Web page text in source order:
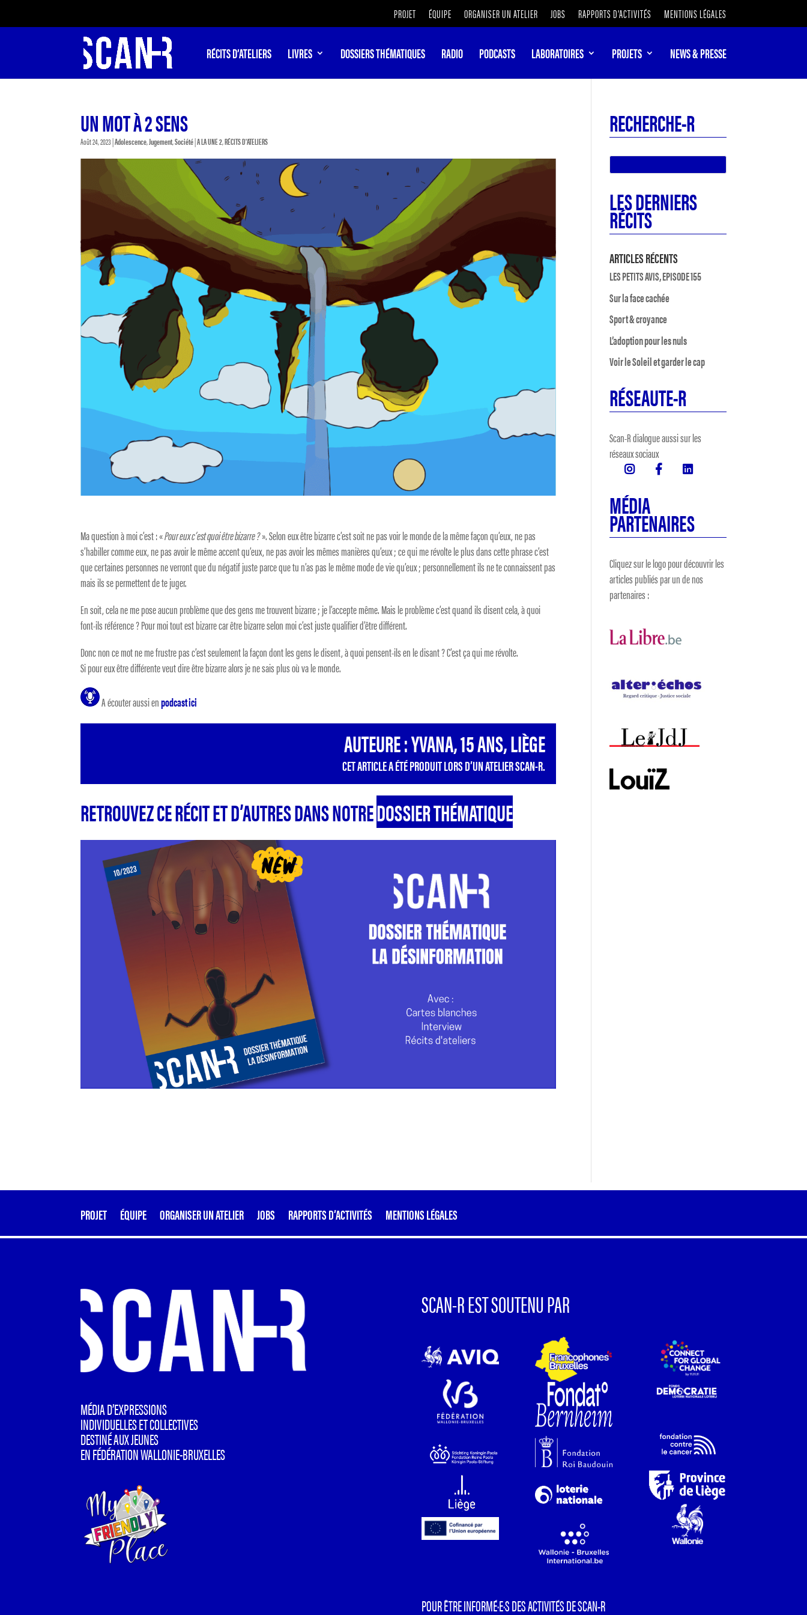
PROJET ÉQUIPE ORGANISER UN ATELIER JOBS RAPPORTS D’ACTIVITÉS MENTIONS LÉGALES
RÉCITS D’ATELIERS LIVRES DOSSIERS THÉMATIQUES RADIO PODCASTS LABORATOIRES PROJETS NEWS & PRESSE
UN MOT À 2 SENS
Août 24, 2023|Adolescence,Jugement,Société|A LA UNE 2,RÉCITS D'ATELIERS
Ma question à moi c’est : «Pour eux c’est quoi être bizarre ?». Selon eux être bizarre c’est soit ne pas voir le monde de la même façon qu’eux, ne pas
s’habiller comme eux, ne pas avoir le même accent qu’eux, ne pas avoir les mêmes manières qu’eux ; ce qui me révolte le plus dans cette phrase c’est
que certaines personnes ne verront que du négatif juste parce que tu n’as pas le même mode de vie qu’eux ; personnellement ils ne te connaissent pas
mais ils se permettent de te juger.
En soit, cela ne me pose aucun problème que des gens me trouvent bizarre ; je l’accepte même. Mais le problème c’est quand ils disent cela, à quoi
font-ils référence ? Pour moi tout est bizarre car être bizarre selon moi c’est juste qualifier d’être différent.
Donc non ce mot ne me frustre pas c’est seulement la façon dont les gens le disent, à quoi pensent-ils en le disant ? C’est ça qui me révolte.
Si pour eux être différente veut dire être bizarre alors je ne sais plus où va le monde.
A écouter aussi enpodcast ici
AUTEURE : YVANA, 15 ANS, LIÈGE
CET ARTICLE A ÉTÉ PRODUIT LORS D’UN ATELIER SCAN-R.
RETROUVEZ CE RÉCIT ET D’AUTRES DANS NOTREDOSSIER THÉMATIQUE
RECHERCHE-R
LES DERNIERS
RÉCITS
ARTICLES RÉCENTS
LES PETITS AVIS, EPISODE 155
Sur la face cachée
Sport & croyance
L’adoption pour les nuls
Voir le Soleil et garder le cap
RÉSEAUTE-R
Scan-R dialogue aussi sur les
réseaux sociaux
MÉDIA
PARTENAIRES
Cliquez sur le logo pour découvrir les
articles publiés par un de nos
partenaires :
PROJET ÉQUIPE ORGANISER UN ATELIER JOBS RAPPORTS D’ACTIVITÉS MENTIONS LÉGALES
MÉDIA D’EXPRESSIONS
INDIVIDUELLES ET COLLECTIVES
DESTINÉ AUX JEUNES
EN FÉDÉRATION WALLONIE-BRUXELLES
SCAN-R EST SOUTENU PAR
POUR ÊTRE INFORMÉ·E·S DES ACTIVITÉS DE SCAN-R